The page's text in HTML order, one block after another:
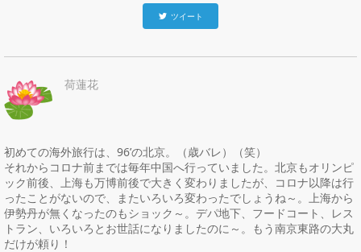
ツイート
荷蓮花
初めての海外旅行は、96’の北京。（歳バレ）（笑）
それからコロナ前までは毎年中国へ行っていました。北京もオリンピ
ック前後、上海も万博前後で大きく変わりましたが、コロナ以降は行
ったことがないので、またいろいろ変わったでしょうね～。上海から
伊勢丹が無くなったのもショック～。デパ地下、フードコート、レス
トラン、いろいろとお世話になりましたのに～。もう南京東路の大丸
だけが頼り！